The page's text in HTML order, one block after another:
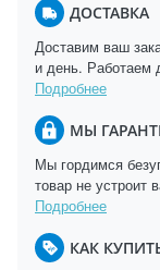
ДОСТАВКА
Доставим ваш
и день. Работаем
Подробнее
МЫ
Мы гордимся
товар не устроит
Подробнее
КАК